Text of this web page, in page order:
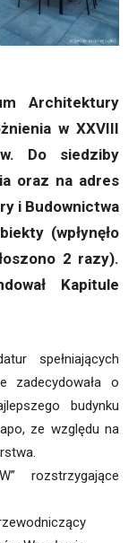
Architektury
w XXVIII
Do siedziby
oraz na adres
i Budownictwa
(wpłynęło
2 razy).
Kapitule
spełniających
zadecydowała o
budynku
ze względu na
rozstrzygające